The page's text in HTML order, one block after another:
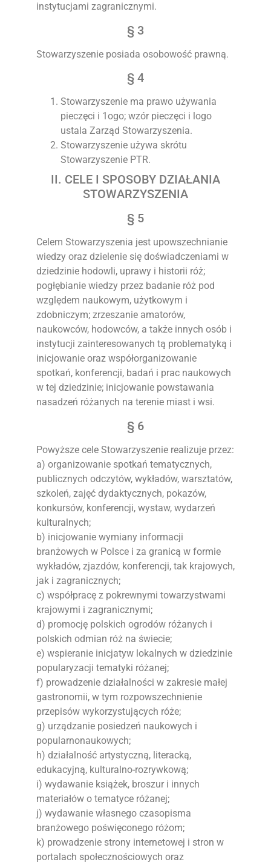
instytucjami zagranicznymi.
§ 3
Stowarzyszenie posiada osobowość prawną.
§ 4
Stowarzyszenie ma prawo używania
pieczęci i 1ogo; wzór pieczęci i logo
ustala Zarząd Stowarzyszenia.
Stowarzyszenie używa skrótu
Stowarzyszenie PTR.
II. CELE I SPOSOBY DZIAŁANIA
STOWARZYSZENIA
§ 5
Celem Stowarzyszenia jest upowszechnianie
wiedzy oraz dzielenie się doświadczeniami w
dziedzinie hodowli, uprawy i historii róż;
pogłębianie wiedzy przez badanie róż pod
względem naukowym, użytkowym i
zdobniczym; zrzeszanie amatorów,
naukowców, hodowców, a także innych osób i
instytucji zainteresowanych tą problematyką i
inicjowanie oraz współorganizowanie
spotkań, konferencji, badań i prac naukowych
w tej dziedzinie; inicjowanie powstawania
nasadzeń różanych na terenie miast i wsi.
§ 6
Powyższe cele Stowarzyszenie realizuje przez:
a) organizowanie spotkań tematycznych,
publicznych odczytów, wykładów, warsztatów,
szkoleń, zajęć dydaktycznych, pokazów,
konkursów, konferencji, wystaw, wydarzeń
kulturalnych;
b) inicjowanie wymiany informacji
branżowych w Polsce i za granicą w formie
wykładów, zjazdów, konferencji, tak krajowych,
jak i zagranicznych;
c) współpracę z pokrewnymi towarzystwami
krajowymi i zagranicznymi;
d) promocję polskich ogrodów różanych i
polskich odmian róż na świecie;
e) wspieranie inicjatyw lokalnych w dziedzinie
popularyzacji tematyki różanej;
f) prowadzenie działalności w zakresie małej
gastronomii, w tym rozpowszechnienie
przepisów wykorzystujących róże;
g) urządzanie posiedzeń naukowych i
popularnonaukowych;
h) działalność artystyczną, literacką,
edukacyjną, kulturalno-rozrywkową;
i) wydawanie książek, broszur i innych
materiałów o tematyce różanej;
j) wydawanie własnego czasopisma
branżowego poświęconego różom;
k) prowadzenie strony internetowej i stron w
portalach społecznościowych oraz